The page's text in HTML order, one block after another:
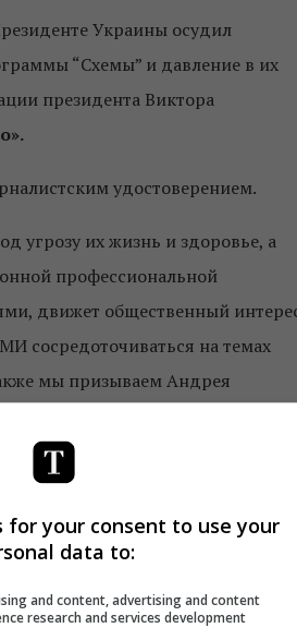
Украины осудил
“Схемы” и давление в их
президента Виктора
удостоверением.
угрозу их жизнь и здоровье, а
профессиональной
движет общественный
сосредоточиваться на темах
мы призываем Андрея
на защите его журналистских
юристом и может
персональные данные
За эти действия
экс-нардепобратилсяв Офис
for your consent to use your
data to:
and content, advertising and content
research and services development